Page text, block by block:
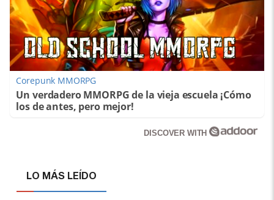
LO MÁS LEÍDO
Corepunk MMORPG
Un verdadero MMORPG de la vieja escuela ¡Cómo
los de antes, pero mejor!
DISCOVER WITH